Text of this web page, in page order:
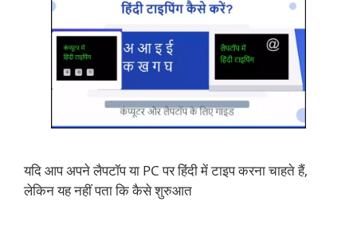
यदि आप अपने लैपटॉप या PC पर हिंदी में टाइप करना चाहते हैं,
लेकिन यह नहीं पता कि कैसे शुरुआत